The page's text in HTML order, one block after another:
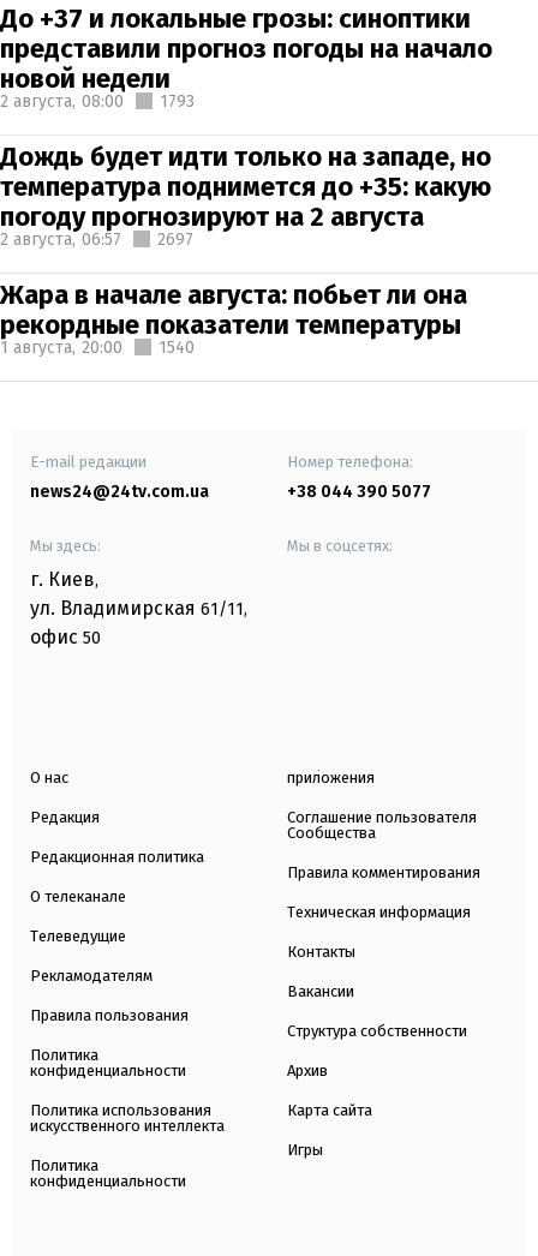
До +37 и локальные грозы: синоптики
представили прогноз погоды на начало
новой недели
2 августа, 08:00 1793
Дождь будет идти только на западе, но
температура поднимется до +35: какую
погоду прогнозируют на 2 августа
2 августа, 06:57 2697
Жара в начале августа: побьет ли она
рекордные показатели температуры
1 августа, 20:00 1540
E-mail редакции
news24@24tv.com.ua
Номер телефона:
+38 044 390 5077
Мы здесь:
г. Киев,
ул. Владимирская 61/11,
офис 50
Мы в соцсетях:
О нас
Редакция
Редакционная политика
О телеканале
Телеведущие
Рекламодателям
Правила пользования
Политика
конфиденциальности
Политика использования
искусственного интеллекта
Политика
конфиденциальности
приложения
Соглашение пользователя
Сообщества
Правила комментирования
Техническая информация
Контакты
Вакансии
Структура собственности
Архив
Карта сайта
Игры